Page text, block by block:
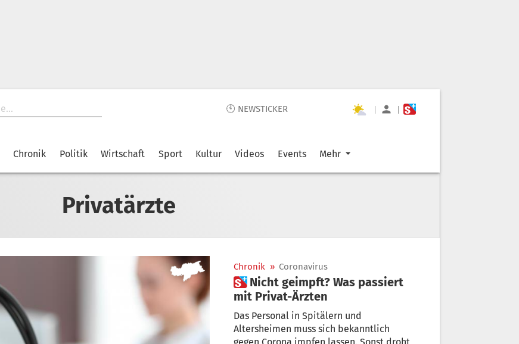
🕙 NEWSTICKER | |
Chronik Politik Wirtschaft Sport Kultur Videos Events Mehr
Privatärzte
Chronik » Coronavirus
 Nicht geimpft? Was passiert
mit Privat-Ärzten
Das Personal in Spitälern und
Altersheimen muss sich bekanntlich